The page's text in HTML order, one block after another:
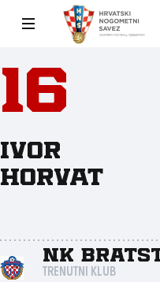
16
Ivor
Horvat
NK
TRENUTNI KLUB